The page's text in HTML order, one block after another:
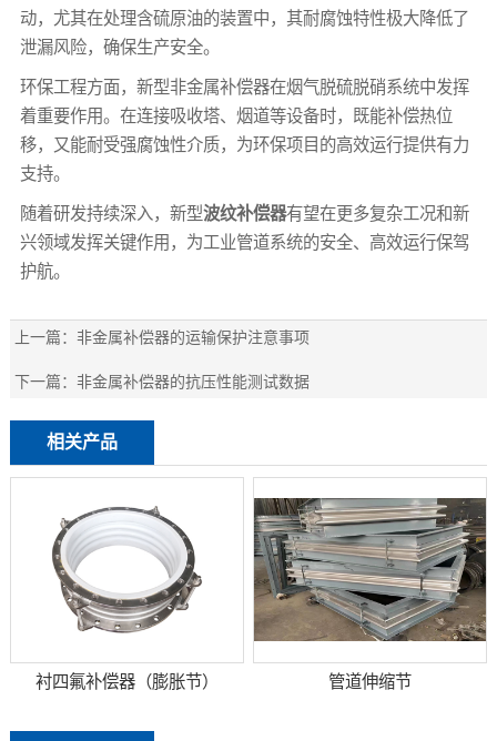
动，尤其在处理含硫原油的装置中，其耐腐蚀特性极大降低了
泄漏风险，确保生产安全。
环保工程方面，新型非金属补偿器在烟气脱硫脱硝系统中发挥
着重要作用。在连接吸收塔、烟道等设备时，既能补偿热位
移，又能耐受强腐蚀性介质，为环保项目的高效运行提供有力
支持。
随着研发持续深入，新型波纹补偿器有望在更多复杂工况和新
兴领域发挥关键作用，为工业管道系统的安全、高效运行保驾
护航。
上一篇：非金属补偿器的运输保护注意事项
下一篇：非金属补偿器的抗压性能测试数据
相关产品
衬四氟补偿器（膨胀节） 管道伸缩节